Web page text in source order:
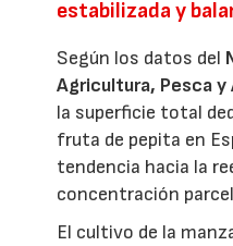
estabilizada y
Según los datos del
Agricultura, Pesca y
la superficie total
fruta de pepita en
tendencia hacia la
concentración
El cultivo de la